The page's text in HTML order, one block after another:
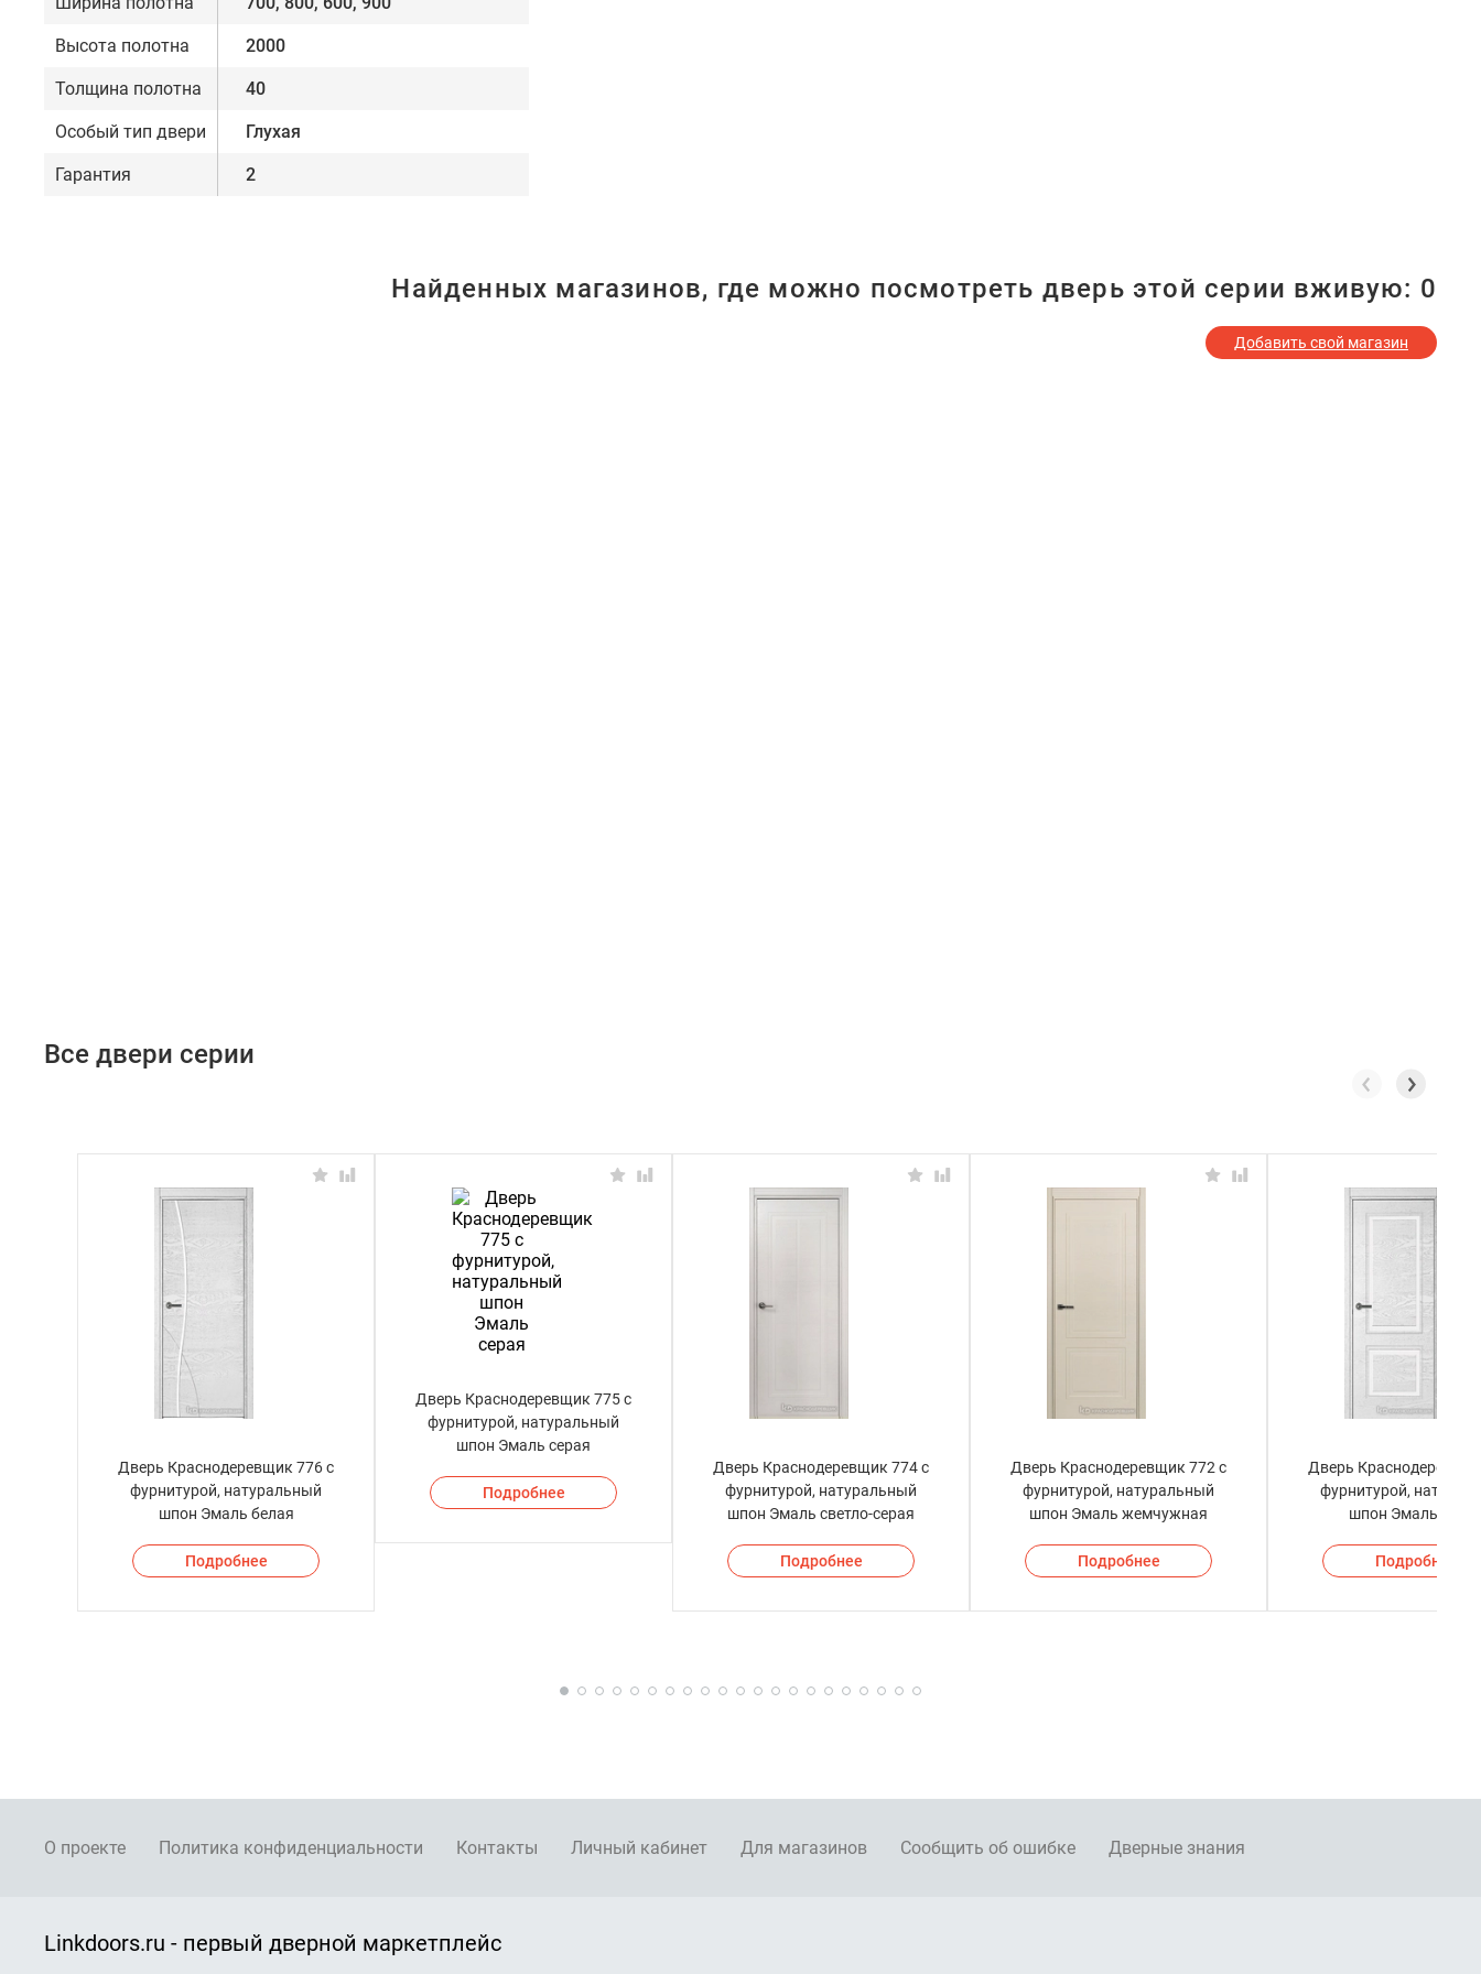
Высота полотна 2000
Толщина полотна 40
Особый тип двери Глухая
Гарантия 2
Найденных магазинов, где можно посмотреть дверь этой серии вживую: 0
Добавить свой магазин
Все двери серии
Дверь Краснодеревщик 776 с
фурнитурой, натуральный
шпон Эмаль белая
Подробнее
Дверь Краснодеревщик 775 с
фурнитурой, натуральный
шпон Эмаль серая
Подробнее
Дверь Краснодеревщик 774 с
фурнитурой, натуральный
шпон Эмаль светло-серая
Подробнее
Дверь Краснодеревщик 772 с
фурнитурой, натуральный
шпон Эмаль жемчужная
Подробнее
Дверь
фурнитурой,
шпон Эмаль
Подробнее
О проекте Политика конфиденциальности Контакты Личный кабинет Для магазинов Сообщить об ошибке Дверные знания
Linkdoors.ru - первый дверной маркетплейс